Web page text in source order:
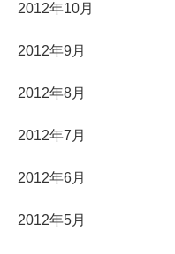
2012年10月
2012年9月
2012年8月
2012年7月
2012年6月
2012年5月